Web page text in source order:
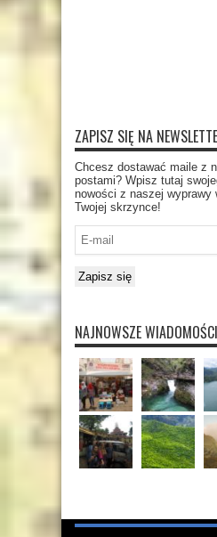
ZAPISZ SIĘ NA
Chcesz dostawać maile z
postami? Wpisz tutaj
nowości z naszej wyprawy
Twojej skrzynce!
mail
Zapisz się
NAJNOWSZE WIADOMOŚCI